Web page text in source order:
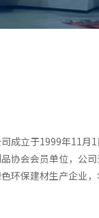
成立于1999年11月
协会会员单位，公
环保建材生产企业